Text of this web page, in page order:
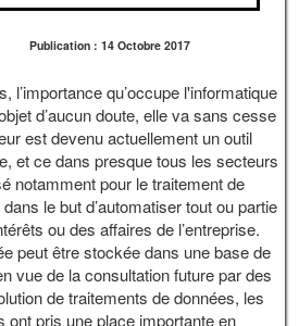
Publication : 14 Octobre 2017
l’importance qu’occupe l'informatique
d’aucun doute, elle va sans cesse
est devenu actuellement un outil
et ce dans presque tous les secteurs
notamment pour le traitement de
le but d’automatiser tout ou partie
ou des affaires de l’entreprise.
peut être stockée dans une base de
vue de la consultation future par des
de traitements de données, les
ont pris une place importante en